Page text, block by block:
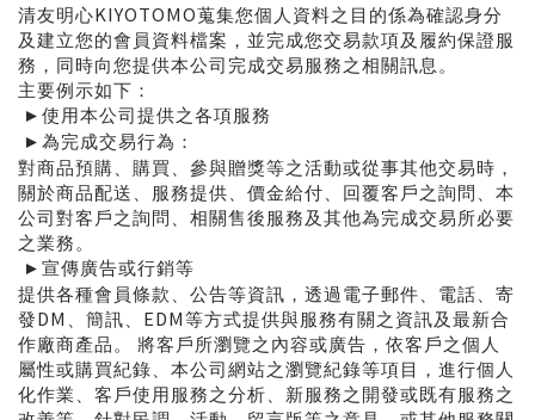
清友明心KIYOTOMO蒐集您個人資料之目的係為確認身分
及建立您的會員資料檔案，並完成您交易款項及履約保證服
務，同時向您提供本公司完成交易服務之相關訊息。
主要例示如下：
► 使用本公司提供之各項服務
► 為完成交易行為：
對商品預購、購買、參與贈獎等之活動或從事其他交易時，
關於商品配送、服務提供、價金給付、回覆客戶之詢問、本
公司對客戶之詢問、相關售後服務及其他為完成交易所必要
之業務。
► 宣傳廣告或行銷等
提供各種會員條款、公告等資訊，透過電子郵件、電話、寄
發DM 、簡訊、 EDM等方式提供與服務有關之資訊及最新合
作廠商產品。
將客戶所瀏覽之內容或廣告，依客戶之個人
屬性或購買紀錄、本公司網站之瀏覽紀錄等項目，進行個人
化作業、客戶使用服務之分析、新服務之開發或既有服務之